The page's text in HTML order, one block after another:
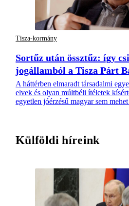
Tisza-kormány
Sortűz után össztűz: így
jogállamból a Tisza Párt
A háttérben elmaradt társadalmi
elvek és olyan múltbéli ítéletek
egyetlen jóérzésű magyar sem
Külföldi híreink